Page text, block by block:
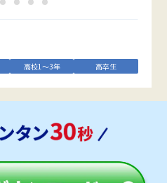
高校1～3年 高卒生